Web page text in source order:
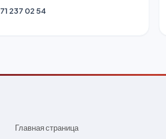
71 237 02 54
Главная страница